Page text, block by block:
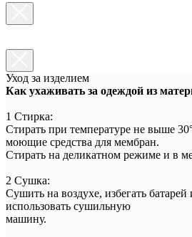
Уход за изделием
Как ухаживать за одеждой из
1 Стирка:
Стирать при температуре не выше
моющие средства для мембран.
Стирать на деликатном режиме и в
2 Сушка:
Сушить на воздухе, избегать
использовать сушильную
машину.